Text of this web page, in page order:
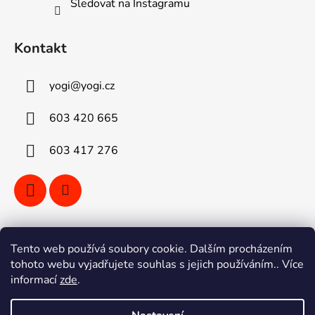
Tento web používá soubory cookie. Dalším procházením
tohoto webu vyjadřujete souhlas s jejich používáním.. Více
informacízde.
Sledovat na Instagramu
Kontakt
yogi@yogi.cz
603 420 665
603 417 276
Vyhledávání